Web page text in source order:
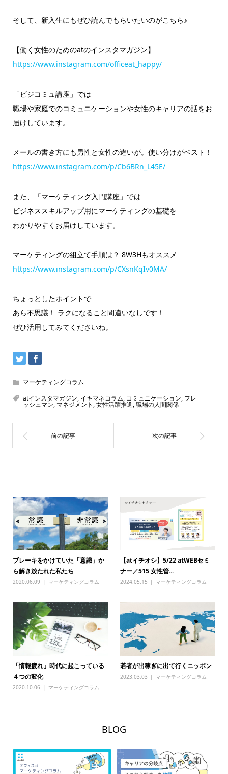
そして、新入生にもぜひ読んでもらいたいのがこちら♪
【働く女性のためのatのインスタマガジン】
https://www.instagram.com/officeat_happy/
「ビジコミュ講座」では
職場や家庭でのコミュニケーションや女性のキャリアの話をお
届け しています。
メールの書き方にも男性と女性の違いが。使い分けがベスト！
https://www.instagram.com/p/Cb6BRn_L45E/
また、「マーケティング入門講座」では
ビジネススキルアップ用にマーケティングの基礎を
わかりやすくお届けしています。
マーケティングの組立て手順は？ 8W3Hもオススメ
https://www.instagram.com/p/CXsnKqIv0MA/
ちょっとしたポイントで
あら不思議！ ラクになること間違いなしです！
ぜひ活用してみてくださいね。
マーケティングコラム
atインスタマガジン, イキマネコラム, コミュニケーション, フレ
ッシュマン, マネジメント ,女性活躍推進,職場の人間関係
ブレーキをかけていた「意識」か
ら解き放たれた私たち
2020.06.09 マーケティングコラム
【atイチオシ】5/22 atWEBセミ
ナー／515 女性管...
2024.05.15 マーケティングコラム
「情報疲れ」時代に起こっている
４つの変化
2020.10.06 マーケティングコラム
若者が出稼ぎに出て行くニッポン
2023.03.03 マーケティングコラム
BLOG